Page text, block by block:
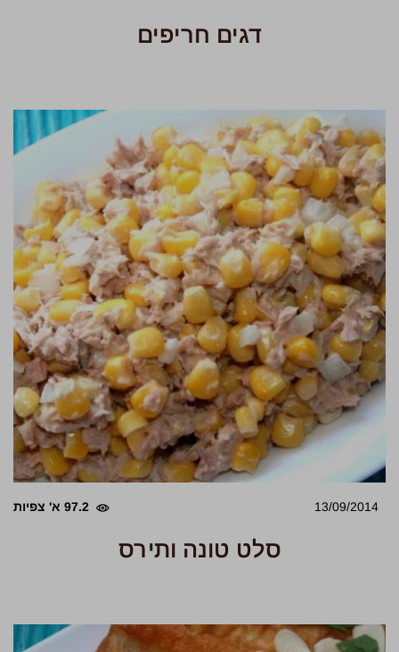
דגים חריפים
13/09/2014 97.2 א' צפיות
סלט טונה ותירס